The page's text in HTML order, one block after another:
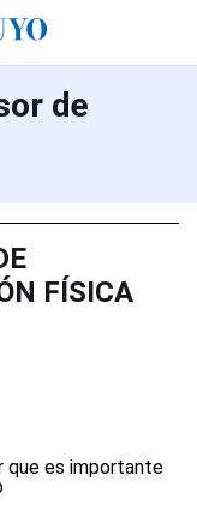
de
FÍSICA